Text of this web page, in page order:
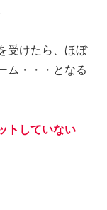
受けたら、ほぼ
ム・・・となる
トしていない